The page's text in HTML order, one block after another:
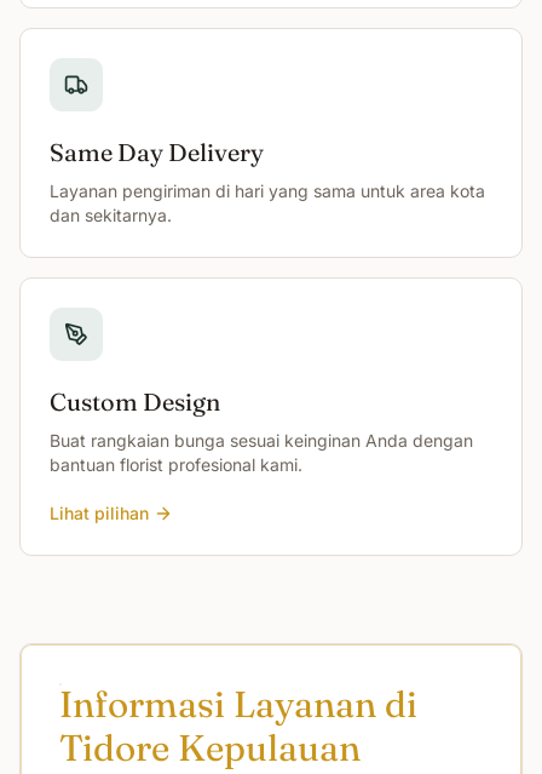
Same Day Delivery
Layanan pengiriman di hari yang sama untuk area kota
dan sekitarnya.
Custom Design
Buat rangkaian bunga sesuai keinginan Anda dengan
bantuan florist profesional kami.
Lihat pilihan
Informasi Layanan di
Tidore Kepulauan